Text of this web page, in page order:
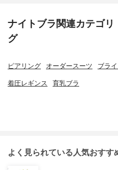
ナイトブラ関連カテゴ
グ
ピアリング オーダースーツ ブラ
着圧レギンス 育乳ブラ
よく見られている人気おすす